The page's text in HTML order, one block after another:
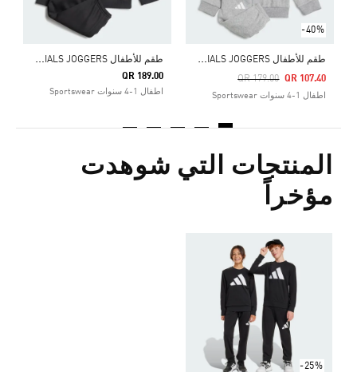
-40%
ط
قم للأطفال ESSENTIALS JOGGERS
Price Reduced From
QR 179.00
To QR 107.40
اطفال 1-4 سنوات Sportswear
ط
قم للأطفال ESSENTIALS JOGGERS
QR 189.00
اطفال 1-4 سنوات Sportswear
المنتجات التي شوهدت
مؤخراً
-25%